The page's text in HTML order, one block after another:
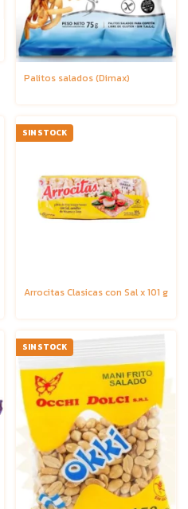
Palitos salados (Dimax)
SIN STOCK
Arrocitas Clasicas con Sal x 101 g
SIN STOCK